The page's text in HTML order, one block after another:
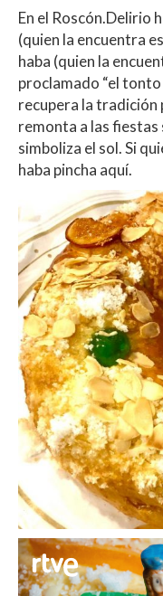
En el Roscón.Delirio
(quien la encuentra
haba (quien la
proclamado “el tonto
recupera la tradición
remonta a las fiestas
simboliza el sol. Si
haba pincha aquí.